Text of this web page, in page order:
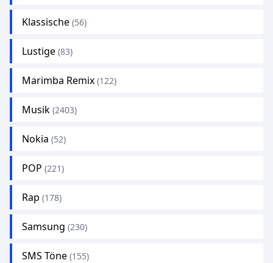
Klassische (56)
Lustige (83)
Marimba Remix (122)
Musik (2403)
Nokia (52)
POP (221)
Rap (178)
Samsung (230)
SMS Töne (155)